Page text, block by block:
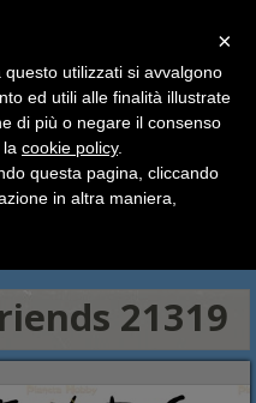
Fantastic Beast
Lego Architecture
21319
×
dal 9/08 al 24/08
del 07/08 verranno
di Pianeta Hobby
×
utilizzati si avvalgono
ed utili alle finalità illustrate
di più o negare il consenso
cookie policy.
questa pagina, cliccando
in altra maniera,